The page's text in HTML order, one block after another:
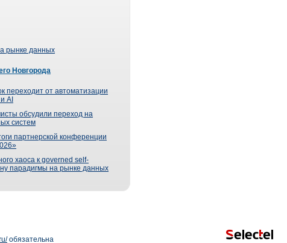
рынке данных
Новгорода
переходит от автоматизации
AI
обсудили переход на
систем
партнерской конференции
хаоса к governed self-
парадигмы на рынке данных
обязательна